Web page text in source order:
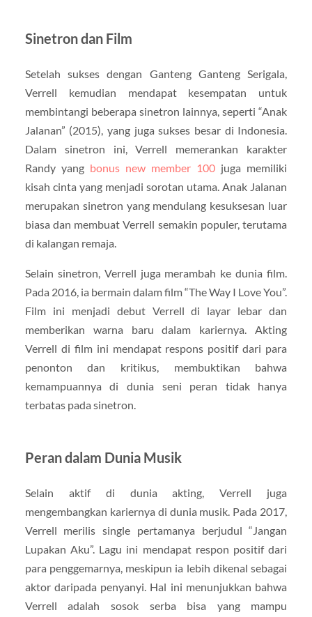
Sinetron dan Film
Setelah sukses dengan Ganteng Ganteng Serigala,
Verrell kemudian mendapat kesempatan untuk
membintangi beberapa sinetron lainnya, seperti “Anak
Jalanan” (2015), yang juga sukses besar di Indonesia.
Dalam sinetron ini, Verrell memerankan karakter
Randy yang bonus new member 100 juga memiliki
kisah cinta yang menjadi sorotan utama. Anak Jalanan
merupakan sinetron yang mendulang kesuksesan luar
biasa dan membuat Verrell semakin populer, terutama
di kalangan remaja.
Selain sinetron, Verrell juga merambah ke dunia film.
Pada 2016, ia bermain dalam film “The Way I Love You”.
Film ini menjadi debut Verrell di layar lebar dan
memberikan warna baru dalam kariernya. Akting
Verrell di film ini mendapat respons positif dari para
penonton dan kritikus, membuktikan bahwa
kemampuannya di dunia seni peran tidak hanya
terbatas pada sinetron.
Peran dalam Dunia Musik
Selain aktif di dunia akting, Verrell juga
mengembangkan kariernya di dunia musik. Pada 2017,
Verrell merilis single pertamanya berjudul “Jangan
Lupakan Aku”. Lagu ini mendapat respon positif dari
para penggemarnya, meskipun ia lebih dikenal sebagai
aktor daripada penyanyi. Hal ini menunjukkan bahwa
Verrell adalah sosok serba bisa yang mampu